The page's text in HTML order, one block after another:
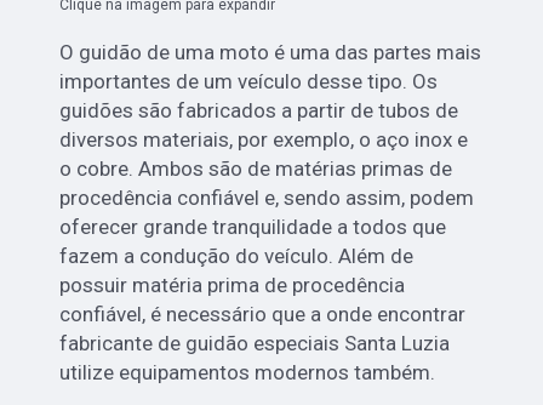
Clique na imagem para expandir
O guidão de uma moto é uma das partes mais
importantes de um veículo desse tipo. Os
guidões são fabricados a partir de tubos de
diversos materiais, por exemplo, o aço inox e
o cobre. Ambos são de matérias primas de
procedência confiável e, sendo assim, podem
oferecer grande tranquilidade a todos que
fazem a condução do veículo. Além de
possuir matéria prima de procedência
confiável, é necessário que a onde encontrar
fabricante de guidão especiais Santa Luzia
utilize equipamentos modernos também.